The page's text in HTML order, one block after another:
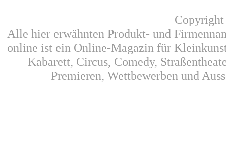
Alle hier erwähnten Produkt- und
online ist ein Online-Magazin für
Kabarett, Circus, Comedy,
Premieren, Wettbewerben und